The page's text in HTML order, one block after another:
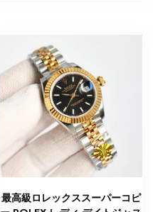
最高級ロレックススーパーコピ